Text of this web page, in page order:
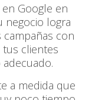
Google en
negocio logra
campañas con
tus clientes
a medida que